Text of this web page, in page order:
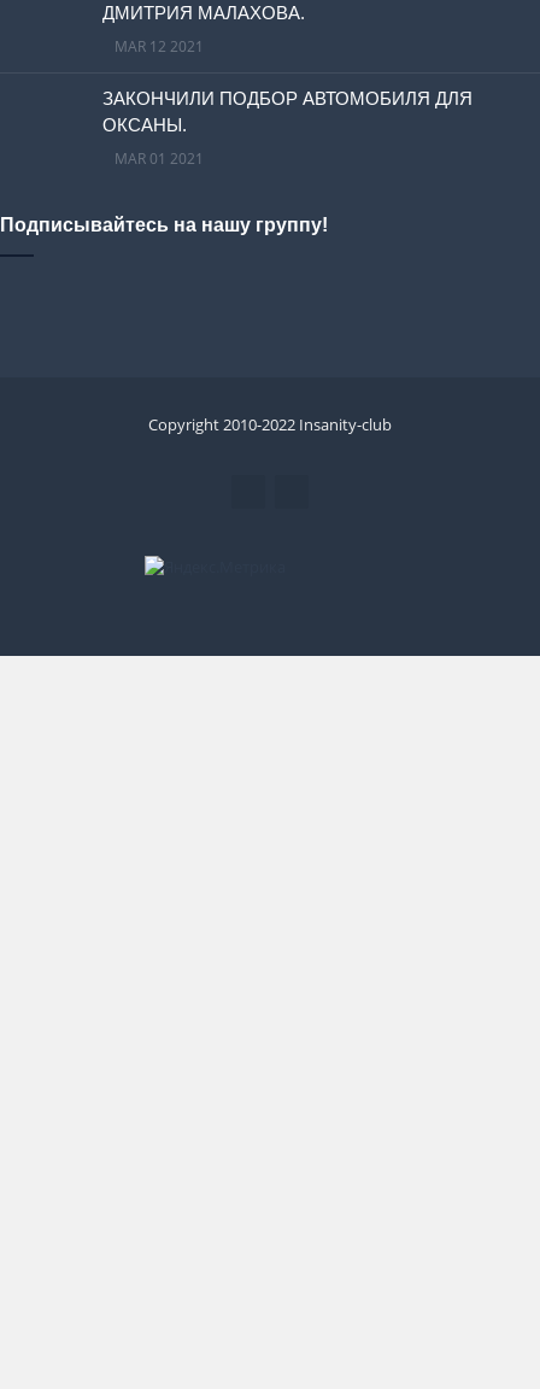
ДМИТРИЯ МАЛАХОВА.
MAR 12 2021
ЗАКОНЧИЛИ ПОДБОР АВТОМОБИЛЯ ДЛЯ
ОКСАНЫ.
MAR 01 2021
Подписывайтесь на нашу группу!
Copyright 2010-2022 Insanity-club